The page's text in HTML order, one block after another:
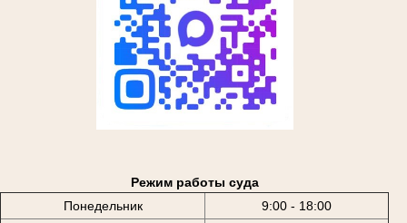
Режим работы суда
Понедельник
9:00 - 18:00